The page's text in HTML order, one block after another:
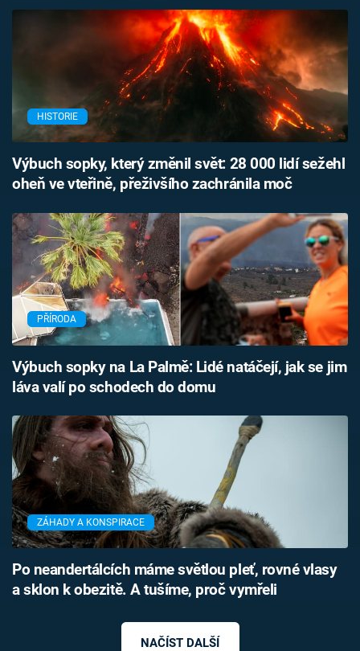
HISTORIE
Výbuch sopky, který změnil svět: 28 000 lidí sežehl
oheň ve vteřině, přeživšího zachránila moč
PŘÍRODA
Výbuch sopky na La Palmě: Lidé natáčejí, jak se jim
láva valí po schodech do domu
ZÁHADY A KONSPIRACE
Po neandertálcích máme světlou pleť, rovné vlasy
a sklon k obezitě. A tušíme, proč vymřeli
NAČÍST DALŠÍ